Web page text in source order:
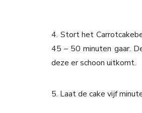
4. Stort het
45 – 50 minuten gaar.
deze er schoon uitkomt.
5. Laat de cake vijf